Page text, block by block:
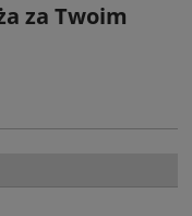
za Twoim